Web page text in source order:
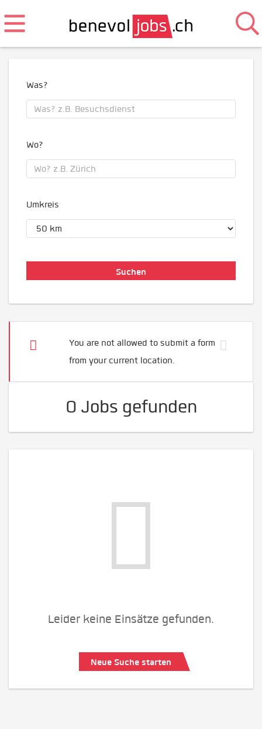
Was?
Wo?
Umkreis
You are not allowed to submit a form
from your current location.
0 Jobs gefunden
Leider keine Einsätze gefunden.
Neue Suche starten